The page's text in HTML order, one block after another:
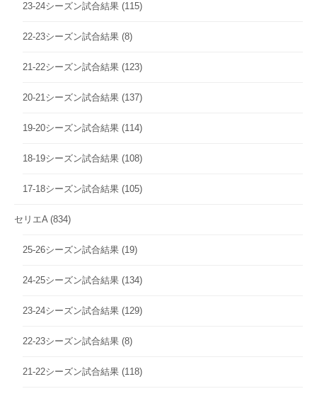
23-24シーズン試合結果 (115)
22-23シーズン試合結果 (8)
21-22シーズン試合結果 (123)
20-21シーズン試合結果 (137)
19-20シーズン試合結果 (114)
18-19シーズン試合結果 (108)
17-18シーズン試合結果 (105)
セリエA(834)
25-26シーズン試合結果 (19)
24-25シーズン試合結果 (134)
23-24シーズン試合結果 (129)
22-23シーズン試合結果 (8)
21-22シーズン試合結果 (118)